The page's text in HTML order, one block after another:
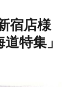
宿店様
特集」